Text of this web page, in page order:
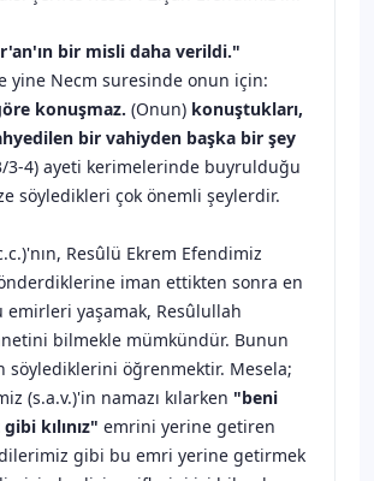
bir misli daha verildi."
yine Necm suresinde onun için:
konuşmaz. (Onun) konuştukları,
bir vahiyden başka bir şey
3-4) ayeti kerimelerinde buyrulduğu
söyledikleri çok önemli şeylerdir.
Resûlü Ekrem Efendimiz
iman ettikten sonra en
emirleri yaşamak, Resûlullah
bilmekle mümkündür. Bunun
söylediklerini öğrenmektir. Mesela;
(s.a.v.)'in namazı kılarken "beni
kılınız" emrini yerine getiren
gibi bu emri yerine getirmek